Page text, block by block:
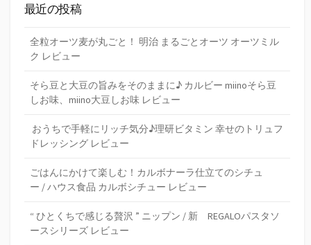
最近の投稿
全粒オーツ麦が丸ごと！ 明治 まるごとオーツ オーツミル
ク レビュー
そら豆と大豆の旨みをそのままに♪ カルビー miinoそら豆
しお味、miino大豆しお味 レビュー
おうちで手軽にリッチ気分♪理研ビタミン 幸せのトリュフ
ドレッシング レビュー
ごはんにかけて楽しむ！カルボナーラ仕立てのシチュ
ー / ハウス食品 カルボシチュー レビュー
“ ひとくちで感じる贅沢 ” ニップン / 新 REGALOパスタソ
ースシリーズ レビュー